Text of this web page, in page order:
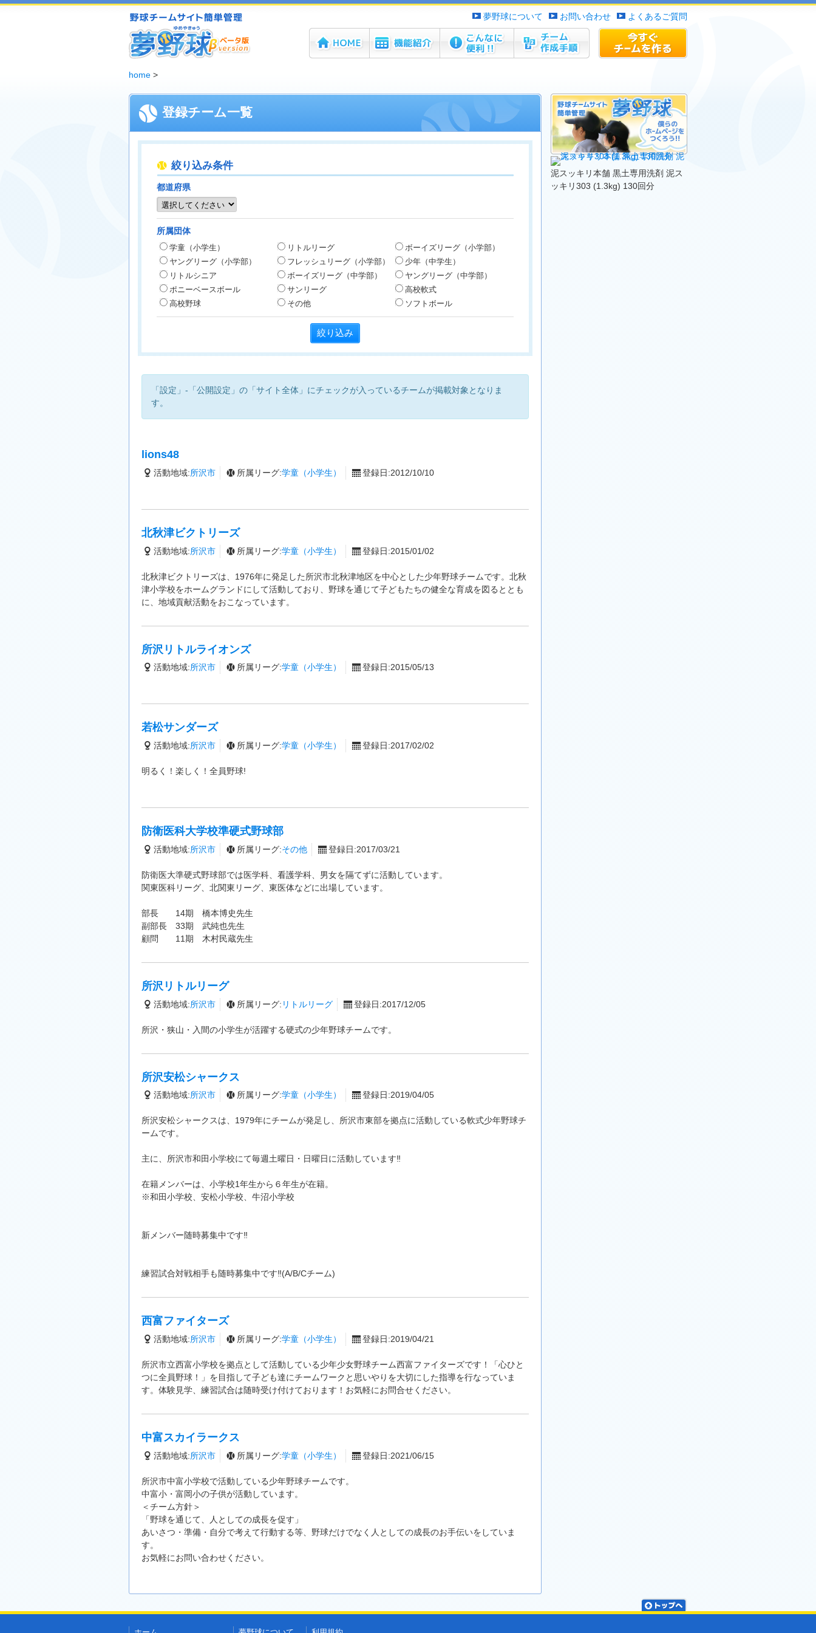
夢野球について お問い合わせ よくあるご質問
home >
登録チーム一覧
絞り込み条件
都道府県
所属団体
学童（小学生） リトルリーグ
ボーイズリーグ（小学部）
ヤングリーグ（小学部）
フレッシュリーグ（小学部）
少年（中学生）
リトルシニア
ボーイズリーグ（中学部）
ヤングリーグ（中学部）
ポニーベースボール
サンリーグ
高校軟式
高校野球
その他 ソフトボール
「設定」-「公開設定」の「サイト全体」にチェックが入っているチームが掲載対象となりま
す。
lions48
活動地域:所沢市 所属リーグ:学童（小学生） 登録日:2012/10/10
北秋津ビクトリーズ
活動地域:所沢市 所属リーグ:学童（小学生） 登録日:2015/01/02
北秋津ビクトリーズは、1976年に発足した所沢市北秋津地区を中心とした少年野球チームです。北秋
津小学校をホームグランドにして活動しており、野球を通じて子どもたちの健全な育成を図るととも
に、地域貢献活動をおこなっています。
所沢リトルライオンズ
活動地域:所沢市 所属リーグ:学童（小学生） 登録日:2015/05/13
若松サンダーズ
活動地域:所沢市 所属リーグ:学童（小学生） 登録日:2017/02/02
明るく！楽しく！全員野球!
防衛医科大学校準硬式野球部
活動地域:所沢市 所属リーグ:その他 登録日:2017/03/21
防衛医大準硬式野球部では医学科、看護学科、男女を隔てずに活動しています。
関東医科リーグ、北関東リーグ、東医体などに出場しています。
部長 14期 橋本博史先生
副部長 33期 武純也先生
顧問 11期 木村民蔵先生
所沢リトルリーグ
活動地域:所沢市 所属リーグ: リトルリーグ 登録日:2017/12/05
所沢・狭山・入間の小学生が活躍する硬式の少年野球チームです。
所沢安松シャークス
活動地域:所沢市 所属リーグ:学童（小学生） 登録日:2019/04/05
所沢安松シャークスは、1979年にチームが発足し、所沢市東部を拠点に活動している軟式少年野球チ
ームです。
主に、所沢市和田小学校にて毎週土曜日・日曜日に活動しています‼
在籍メンバーは、小学校1年生から６年生が在籍。
※和田小学校、安松小学校、牛沼小学校
新メンバー随時募集中です‼
練習試合対戦相手も随時募集中です‼(A/B/Cチーム)
西富ファイターズ
活動地域:所沢市 所属リーグ:学童（小学生） 登録日:2019/04/21
所沢市立西富小学校を拠点として活動している少年少女野球チーム西富ファイターズです！「心ひと
つに全員野球！」を目指して子ども達にチームワークと思いやりを大切にした指導を行なっていま
す。体験見学、練習試合は随時受け付けております！お気軽にお問合せください。
中富スカイラークス
活動地域:所沢市 所属リーグ:学童（小学生） 登録日:2021/06/15
所沢市中富小学校で活動している少年野球チームです。
中富小・富岡小の子供が活動しています。
＜チーム方針＞
「野球を通じて、人としての成長を促す」
あいさつ・準備・自分で考えて行動する等、野球だけでなく人としての成長のお手伝いをしていま
す。
お気軽にお問い合わせください。
泥スッキリ本舗 黒土専用洗剤 泥ス
ッキリ303 (1.3kg) 130回分